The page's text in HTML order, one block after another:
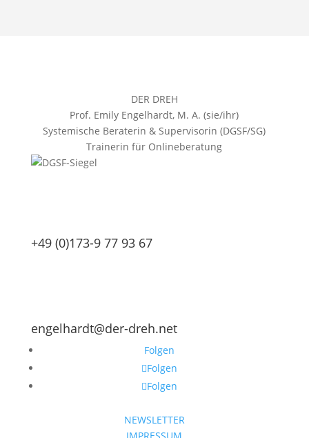
DER DREH
Prof. Emily Engelhardt, M. A. (sie/ihr)
Systemische Beraterin & Supervisorin (DGSF/SG)
Trainerin für Onlineberatung
+49 (0)173-9 77 93 67
engelhardt@der-dreh.net
Folgen
Folgen
Folgen
NEWSLETTER
IMPRESSUM